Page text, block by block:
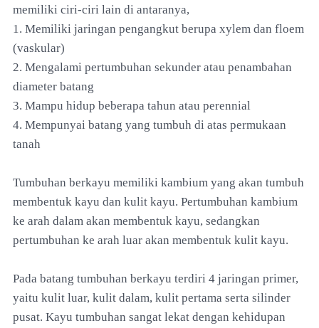
memiliki ciri-ciri lain di antaranya,
1. Memiliki jaringan pengangkut berupa xylem dan floem
(vaskular)
2. Mengalami pertumbuhan sekunder atau penambahan
diameter batang
3. Mampu hidup beberapa tahun atau perennial
4. Mempunyai batang yang tumbuh di atas permukaan
tanah
Tumbuhan berkayu memiliki kambium yang akan tumbuh
membentuk kayu dan kulit kayu. Pertumbuhan kambium
ke arah dalam akan membentuk kayu, sedangkan
pertumbuhan ke arah luar akan membentuk kulit kayu.
Pada batang tumbuhan berkayu terdiri 4 jaringan primer,
yaitu kulit luar, kulit dalam, kulit pertama serta silinder
pusat. Kayu tumbuhan sangat lekat dengan kehidupan